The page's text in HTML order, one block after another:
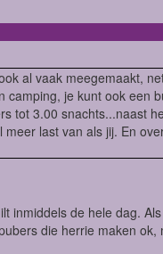
al vaak meegemaakt,
camping, je kunt ook een
tot 3.00 snachts...naast
last van als jij. En
inmiddels de hele dag.
die herrie maken